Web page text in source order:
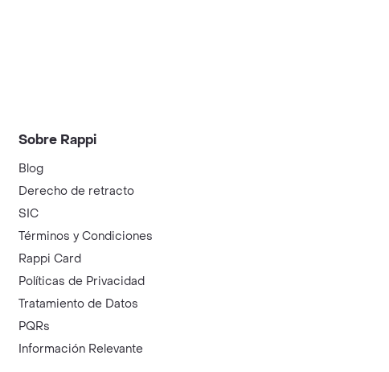
Sobre Rappi
Blog
Derecho de retracto
SIC
Términos y Condiciones
Rappi Card
Políticas de Privacidad
Tratamiento de Datos
PQRs
Información Relevante